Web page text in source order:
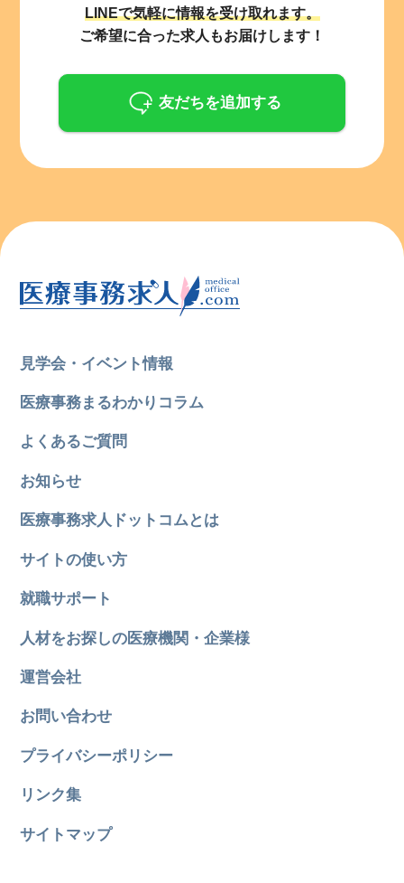
LINEで気軽に情報を受け取れます。
ご希望に合った求人もお届けします！
友だちを追加する
見学会・イベント情報
医療事務まるわかりコラム
よくあるご質問
お知らせ
医療事務求人ドットコムとは
サイトの使い方
就職サポート
人材をお探しの医療機関・企業様
運営会社
お問い合わせ
プライバシーポリシー
リンク集
サイトマップ